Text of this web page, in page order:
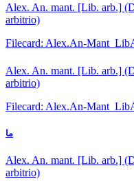
Alex. An. mant. [Lib. arb.]
arbitrio)
Filecard: Alex.An-
Alex. An. mant. [Lib. arb.]
arbitrio)
Filecard: Alex.An-
ما
Alex. An. mant. [Lib. arb.]
arbitrio)